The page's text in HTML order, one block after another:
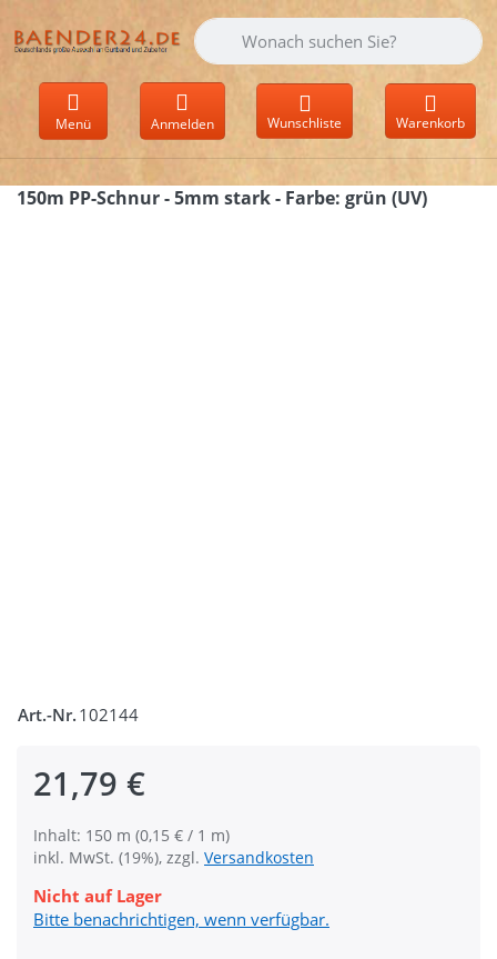
Geben Sie einen Suchbegriff ein.
Menü Anmelden Wunschliste Warenkorb
150m PP-Schnur - 5mm stark - Farbe: grün (UV)
Art.-Nr. 102144
21,79 €
Inhalt: 150 m (0,15 € / 1 m)
inkl. MwSt. (19%), zzgl. Versandkosten
Nicht auf Lager
Bitte benachrichtigen, wenn verfügbar.